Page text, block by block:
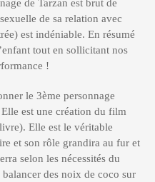
de Tarzan est brut de
de sa relation avec
est indéniable. En résumé
tout en sollicitant nos
!
le 3ème personnage
est une création du film
Elle est le véritable
et son rôle grandira au fur et
selon les nécessités du
des noix de coco sur